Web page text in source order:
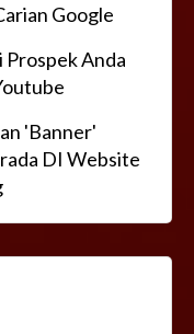
Google
Anda
'Banner'
DI Website